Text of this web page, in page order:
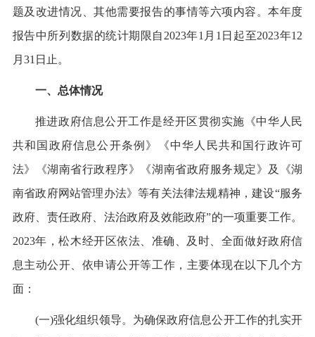
题及改进情况、其他需要报告的事情等六项内容。本年度
报告中所列数据的统计期限自2023年1月1日起至2023年12
月31日止。
一、总体情况
推进政府信息公开工作是经开区贯彻实施《中华人民
共和国政府信息公开条例》《中华人民共和国行政许可
法》《湖南省行政程序》《湖南省政府服务规定》及《湖
南省政府网站管理办法》等有关法律法规精神，建设“服务
政府、责任政府、法治政府及效能政府”的一项重要工作。
2023年，松木经开区依法、准确、及时、全面做好政府信
息主动公开、依申请公开等工作，主要体现在 以下几个方
面：
(一)强化组织领导。为确保政府信息公开工作的扎实开